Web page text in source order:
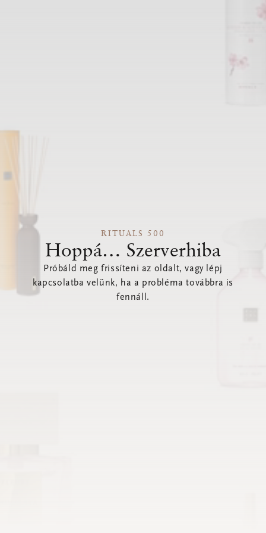
RITUALS 500
Hoppá… Szerverhiba
Próbáld meg frissíteni az oldalt, vagy lépj
kapcsolatba velünk, ha a probléma továbbra is
fennáll.